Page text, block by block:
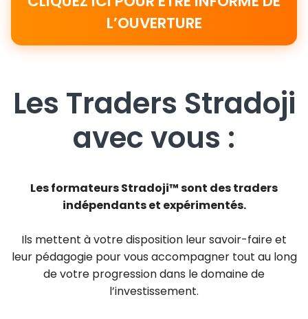
L’OUVERTURE
Les Traders Stradoji
avec vous :
Les formateurs Stradoji™ sont des traders
indépendants et expérimentés.
Ils mettent à votre disposition leur savoir-faire et
leur pédagogie pour vous accompagner tout au long
de votre progression dans le domaine de
l’investissement.